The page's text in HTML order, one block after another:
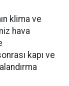
klima ve
hava
kapı ve